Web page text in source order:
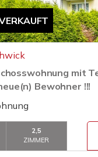
mit
Bewohner !!!
2,5
ZIMMER